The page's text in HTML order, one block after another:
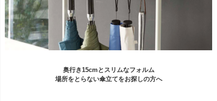
奥行き15cmとスリムなフォルム
場所をとらない傘立てをお探しの方へ